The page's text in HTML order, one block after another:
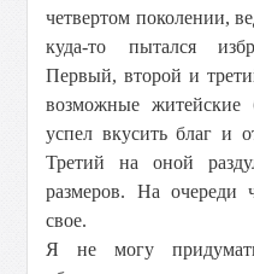
четвертом поколении,
куда-то пытался
Первый, второй и
возможные житейские
успел вкусить благ и
Третий на оной
размеров. На очереди
свое.
Я не могу